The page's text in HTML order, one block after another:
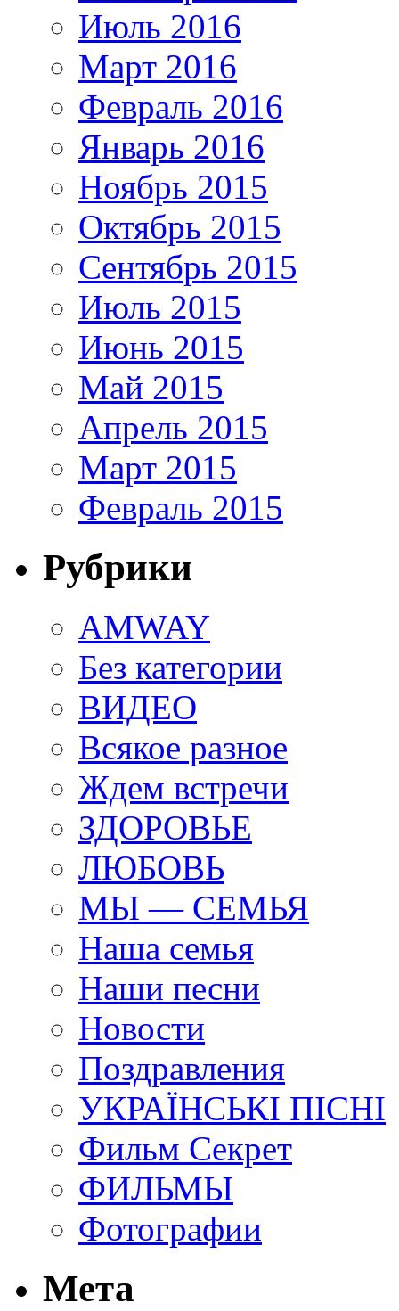
Июль 2016
Март 2016
Февраль 2016
Январь 2016
Ноябрь 2015
Октябрь 2015
Сентябрь 2015
Июль 2015
Июнь 2015
Май 2015
Апрель 2015
Март 2015
Февраль 2015
Рубрики
AMWAY
Без категории
ВИДЕО
Всякое разное
Ждем встречи
ЗДОРОВЬЕ
ЛЮБОВЬ
МЫ — СЕМЬЯ
Наша семья
Наши песни
Новости
Поздравления
УКРАЇНСЬКI ПIСНI
Фильм Секрет
ФИЛЬМЫ
Фотографии
Мета